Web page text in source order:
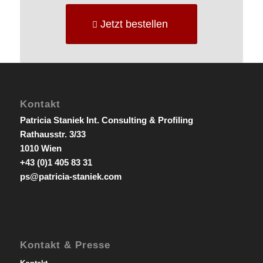
Jetzt bestellen
Kontakt
Patricia Staniek Int. Consulting & Profiling
Rathausstr. 3/33
1010 Wien
+43 (0)1 405 83 31
ps@patricia-staniek.com
Kontakt & Presse